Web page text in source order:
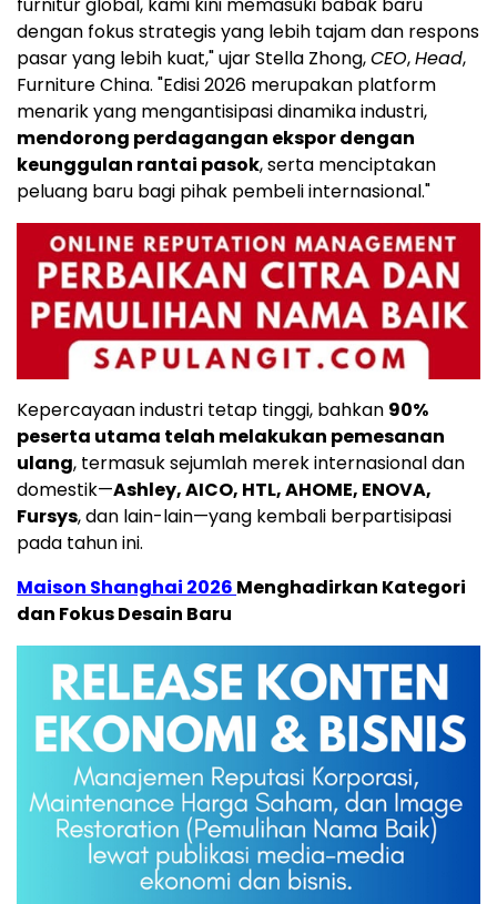
dengan fokus strategis yang lebih tajam dan respons
pasar yang lebih kuat," ujar Stella Zhong,CEO,Head,
Furniture China. "Edisi 2026 merupakan platform
menarik yang mengantisipasi dinamika industri,
mendorong perdagangan ekspor dengan
keunggulan rantai pasok, serta menciptakan
peluang baru bagi pihak pembeli internasional."
Kepercayaan industri tetap tinggi, bahkan 90%
peserta utama telah melakukan pemesanan
ulang, termasuk sejumlah merek internasional dan
domestik—Ashley, AICO, HTL, AHOME, ENOVA,
Fursys, dan lain-lain—yang kembali berpartisipasi
pada tahun ini.
Maison Shanghai 2026 Menghadirkan Kategori
dan Fokus Desain Baru